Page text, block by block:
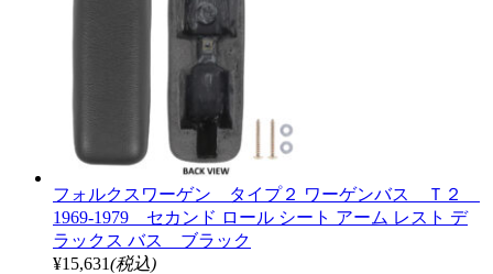
フォルクスワーゲン タイプ２ ワーゲンバス Ｔ２
1969-1979 セカンド ロール シート アーム レスト デ
ラックス バス ブラック
¥15,631(税込)